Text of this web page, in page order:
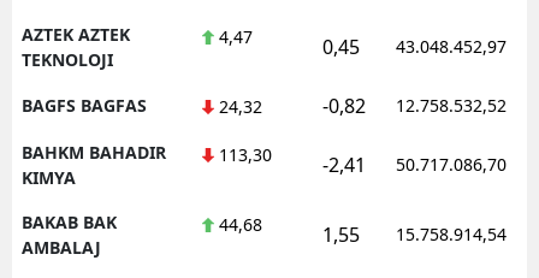
AZTEK AZTEK
TEKNOLOJI
4,47 0,45 43.048.452,97
BAGFS BAGFAS 24,32 -0,82 12.758.532,52
BAHKM BAHADIR
KIMYA
113,30 -2,41 50.717.086,70
BAKAB BAK
AMBALAJ
44,68 1,55 15.758.914,54